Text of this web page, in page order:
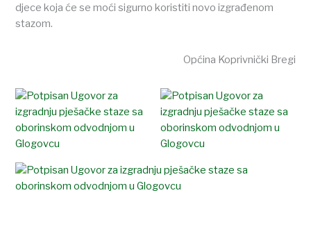
djece koja će se moći sigurno koristiti novo izgrađenom
stazom.
Općina Koprivnički Bregi